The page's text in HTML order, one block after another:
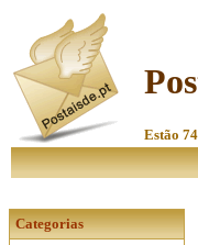
Estão
Categorias